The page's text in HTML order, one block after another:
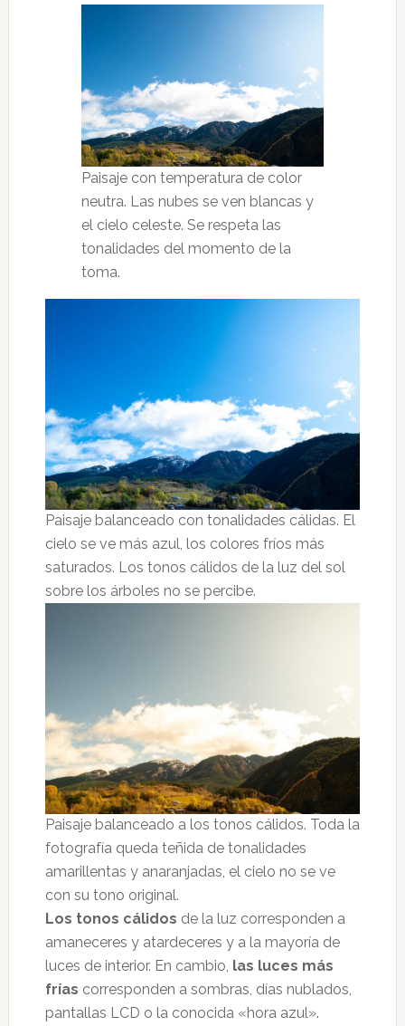
Paisaje con temperatura de color
neutra. Las nubes se ven blancas y
el cielo celeste. Se respeta las
tonalidades del momento de la
toma.
Paisaje balanceado con tonalidades cálidas. El
cielo se ve más azul, los colores fríos más
saturados. Los tonos cálidos de la luz del sol
sobre los árboles no se percibe.
Paisaje balanceado a los tonos cálidos. Toda la
fotografía queda teñida de tonalidades
amarillentas y anaranjadas, el cielo no se ve
con su tono original.
Los tonos cálidos de la luz corresponden a
amaneceres y atardeceres y a la mayoría de
luces de interior. En cambio, las luces más
frías corresponden a sombras, días nublados,
pantallas LCD o la conocida «hora azul».